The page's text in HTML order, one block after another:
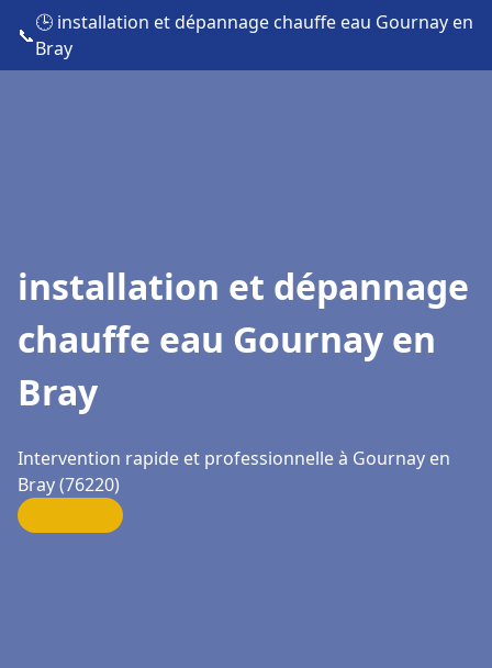
📞
🕒 installation et dépannage chauffe eau Gournay en
Bray
installation et dépannage
chauffe eau Gournay en
Bray
Intervention rapide et professionnelle à Gournay en
Bray (76220)